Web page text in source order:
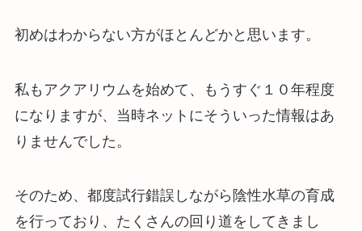
初めはわからない方がほとんどかと思います。
私もアクアリウムを始めて、もうすぐ１０年程度
になりますが、当時ネットにそういった情報はあ
りませんでした。
そのため、都度試行錯誤しながら陰性水草の育成
を行っており、たくさんの回り道をしてきまし